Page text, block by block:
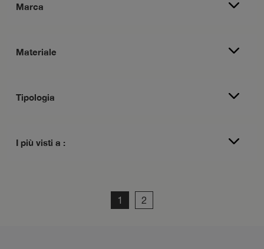
Marca
Materiale
Tipologia
I più visti a :
1 2